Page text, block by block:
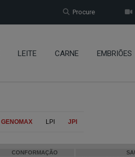
Procure
LEITE CARNE EMBRIÕES